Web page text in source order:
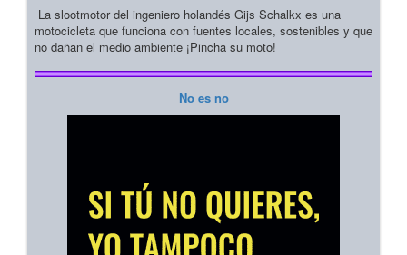
La slootmotor del ingeniero holandés Gijs Schalkx es una
motocicleta que funciona con fuentes locales, sostenibles y que
no dañan el medio ambiente ¡Pincha su moto!
No es no